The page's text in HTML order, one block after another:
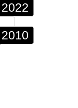
2022
2010